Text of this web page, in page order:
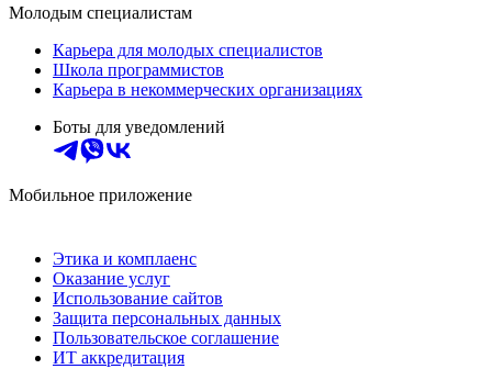
Молодым специалистам
Карьера для молодых специалистов
Школа программистов
Карьера в некоммерческих организациях
Боты для уведомлений
Мобильное приложение
Этика и комплаенс
Оказание услуг
Использование сайтов
Защита персональных данных
Пользовательское соглашение
ИТ аккредитация